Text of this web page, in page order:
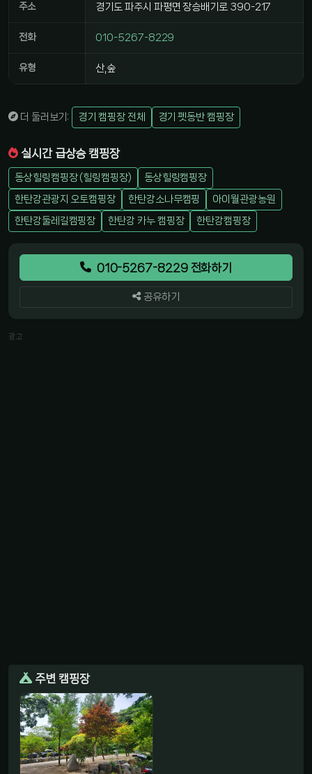
주소 경기도 파주시 파평면 장승배기로 390-217
전화 010-5267-8229
유형 산,숲
더 둘러보기: 경기 캠핑장 전체 경기 펫동반 캠핑장
실시간 급상승 캠핑장
동상힐링캠핑장 (힐링캠핑장)
동상힐링캠핑장
한탄강관광지 오토캠핑장
한탄강소나무캠핑
아이월관광농원
한탄강둘레길캠핑장
한탄강 카누 캠핑장 한탄강캠핑장
010-5267-8229 전화하기
공유하기
광고
주변 캠핑장